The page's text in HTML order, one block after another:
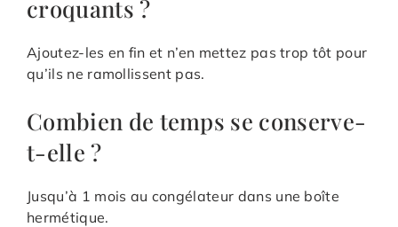
croquants ?
Ajoutez-les en fin et n’en mettez pas trop tôt pour
qu’ils ne ramollissent pas.
Combien de temps se conserve-
t-elle ?
Jusqu’à 1 mois au congélateur dans une boîte
hermétique.